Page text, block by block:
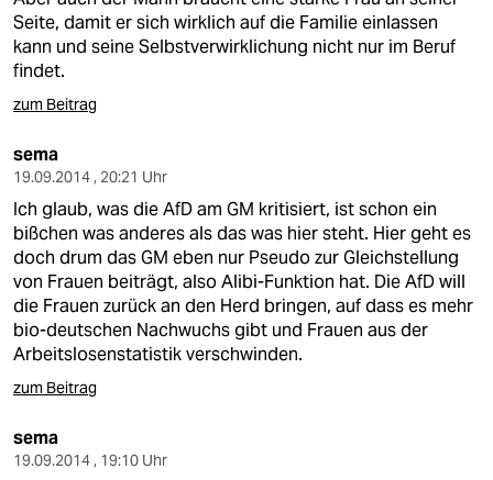
Seite, damit er sich wirklich auf die Familie einlassen
kann und seine Selbstverwirklichung nicht nur im Beruf
findet.
zum Beitrag
sema
19.09.2014 , 20:21 Uhr
Ich glaub, was die AfD am GM kritisiert, ist schon ein
bißchen was anderes als das was hier steht. Hier geht es
doch drum das GM eben nur Pseudo zur Gleichstellung
von Frauen beiträgt, also Alibi-Funktion hat. Die AfD will
die Frauen zurück an den Herd bringen, auf dass es mehr
bio-deutschen Nachwuchs gibt und Frauen aus der
Arbeitslosenstatistik verschwinden.
zum Beitrag
sema
19.09.2014 , 19:10 Uhr